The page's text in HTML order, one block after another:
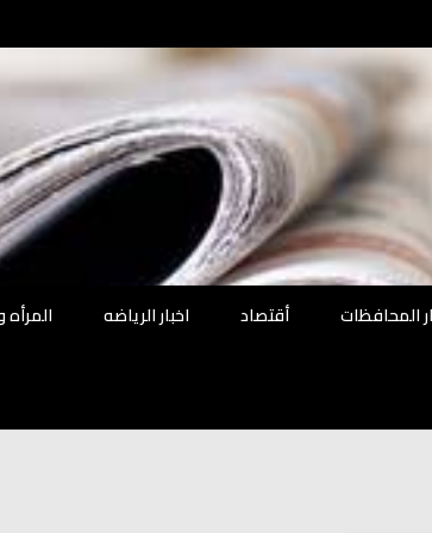
الواقع
المحافظات أقتصاد اخبار الرياضه